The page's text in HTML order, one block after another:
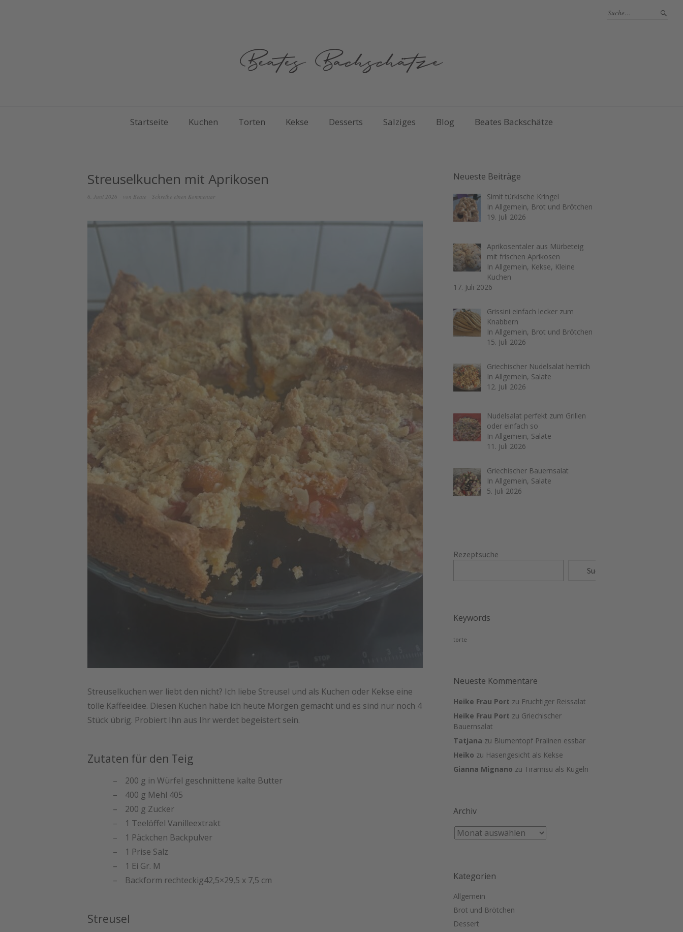
Startseite Kuchen Torten Kekse Desserts Salziges Blog Beates Backschätze
Streuselkuchen mit Aprikosen
6. Juni 2026 von Beate Schreibe einen Kommentar
Streuselkuchen wer liebt den nicht? Ich liebe Streusel und als Kuchen oder Kekse eine
tolle Kaffeeidee. Diesen Kuchen habe ich heute Morgen gemacht und es sind nur noch 4
Stück übrig. Probiert Ihn aus Ihr werdet begeistert sein.
Zutaten für den Teig
200 g in Würfel geschnittene kalte Butter
400 g Mehl 405
200 g Zucker
1 Teelöffel Vanilleextrakt
1 Päckchen Backpulver
1 Prise Salz
1 Ei Gr. M
Backform rechteckig42,5×29,5 x 7,5 cm
Streusel
Neueste Beiträge
Simit türkische Kringel
In Allgemein, Brot und Brötchen
19. Juli 2026
Aprikosentaler aus Mürbeteig
mit frischen Aprikosen
In Allgemein, Kekse, Kleine
Kuchen
17. Juli 2026
Grissini einfach lecker zum
Knabbern
In Allgemein, Brot und Brötchen
15. Juli 2026
Griechischer Nudelsalat herrlich
In Allgemein, Salate
12. Juli 2026
Nudelsalat perfekt zum Grillen
oder einfach so
In Allgemein, Salate
11. Juli 2026
Griechischer Bauernsalat
In Allgemein, Salate
5. Juli 2026
Rezeptsuche
Suchen
Keywords
torte
Neueste Kommentare
Heike Frau Port zu Fruchtiger Reissalat
Heike Frau Port zu Griechischer
Bauernsalat
Tatjana zu Blumentopf Pralinen essbar
Heiko zu Hasengesicht als Kekse
Gianna Mignano zu Tiramisu als Kugeln
Archiv
Kategorien
Allgemein
Brot und Brötchen
Dessert